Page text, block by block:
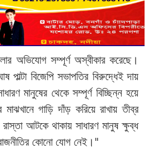
অভিযোগ সম্পূর্ণ অস্বীকার করেছে।
বিজেপি সভাপতির বিরুদ্ধেই দায়
মানুষের থেকে সম্পূর্ণ বিচ্ছিন্ন হয়ে
গাড়ি দাঁড় করিয়ে রাখায় তীব্র
রাস্তা আটকে থাকায় সাধারণ মানুষ ক্ষুব্ধ
কোনো যোগ নেই।"